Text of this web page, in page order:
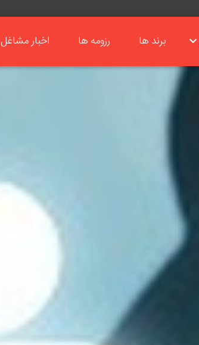
برند ها رزومه ها اخبار مشاغل